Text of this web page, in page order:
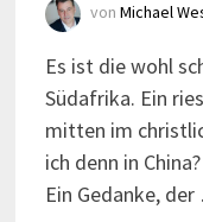
von Michael
Es ist die wohl
Südafrika. Ein
mitten im
ich denn in
Ein Gedanke,